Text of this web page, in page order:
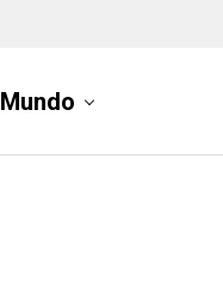
Mundo